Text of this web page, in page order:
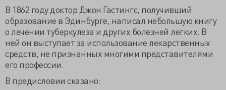
В 1862 году доктор Джон Гастингс, получивший
образование в Эдинбурге, написал небольшую книгу
о лечении туберкулеза и других болезней легких. В
ней он выступает за использование лекарственных
средств, не признанных многими представителями
его профессии.
В предисловии сказано: